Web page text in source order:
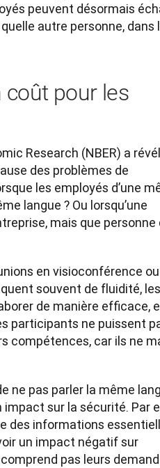
peuvent désormais
autre personne, dans
coût pour les
Research (NBER) a
des problèmes de
les employés d’une
langue ? Ou lorsqu’une
mais que personne
en visioconférence
souvent de fluidité, les
de manière efficace,
participants ne puissent
compétences, car ils ne
ne pas parler la même
sur la sécurité. Par
des informations
un impact négatif sur
pas leurs